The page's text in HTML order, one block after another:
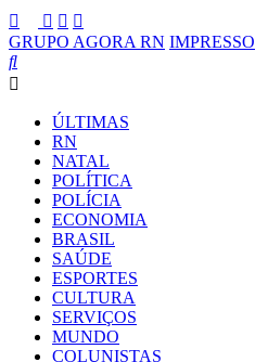
GRUPO AGORA RN IMPRESSO
ÚLTIMAS
RN
NATAL
POLÍTICA
POLÍCIA
ECONOMIA
BRASIL
SAÚDE
ESPORTES
CULTURA
SERVIÇOS
MUNDO
COLUNISTAS